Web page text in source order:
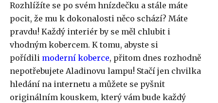
Rozhlížíte se po svém hnízdečku a stále máte
pocit, že mu k dokonalosti něco schází? Máte
pravdu! Každý interiér by se měl chlubit i
vhodným kobercem. K tomu, abyste si
pořídili moderní koberce, přitom dnes rozhodně
nepotřebujete Aladinovu lampu! Stačí jen chvilka
hledání na internetu a můžete se pyšnit
originálním kouskem, který vám bude každý